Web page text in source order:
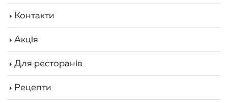
Контакти
Акція
Для ресторанів
Рецепти